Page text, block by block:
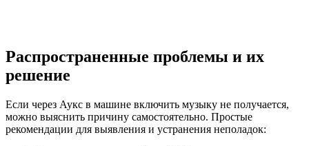
Распространенные проблемы и их
решение
Если через Аукс в машине включить музыку не получается,
можно выяснить причину самостоятельно. Простые
рекомендации для выявления и устранения неполадок: